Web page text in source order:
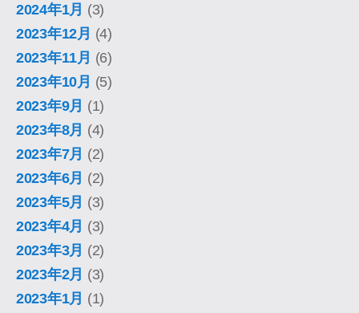
2024年1月 (3)
2023年12月 (4)
2023年11月 (6)
2023年10月 (5)
2023年9月 (1)
2023年8月 (4)
2023年7月 (2)
2023年6月 (2)
2023年5月 (3)
2023年4月 (3)
2023年3月 (2)
2023年2月 (3)
2023年1月 (1)